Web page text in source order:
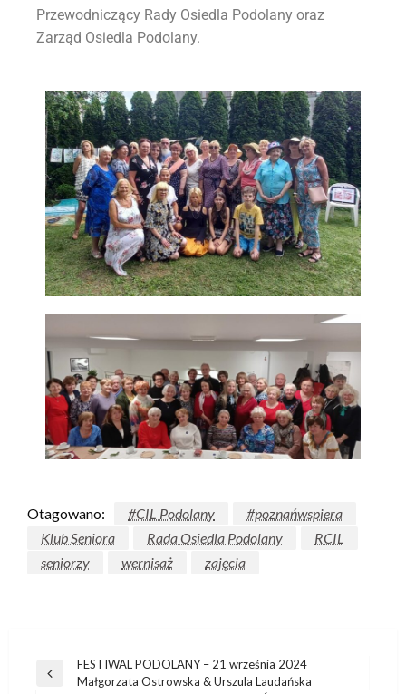
Przewodniczący Rady Osiedla Podolany oraz
Zarząd Osiedla Podolany.
Otagowano: #CIL Podolany
#poznańwspiera
Klub Seniora
Rada Osiedla Podolany
RCIL
seniorzy
wernisaż zajęcia
FESTIWAL PODOLANY – 21 września 2024
Małgorzata Ostrowska & Urszula Laudańska